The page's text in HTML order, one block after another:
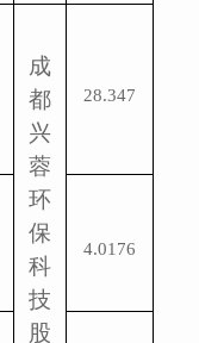
成
都
兴
蓉
环
保
科
技
股
28.347
4.0176